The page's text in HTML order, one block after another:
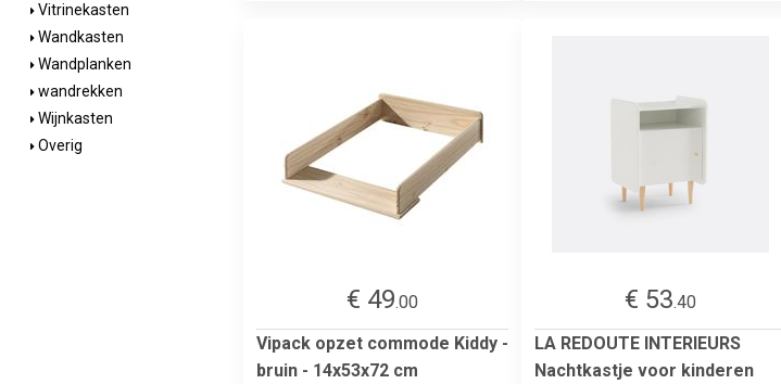
Vitrinekasten
Wandkasten
Wandplanken
wandrekken
Wijnkasten
Overig
€ 49.00
Vipack opzet commode Kiddy -
bruin - 14x53x72 cm
€ 53.40
LA REDOUTE INTERIEURS
Nachtkastje voor kinderen